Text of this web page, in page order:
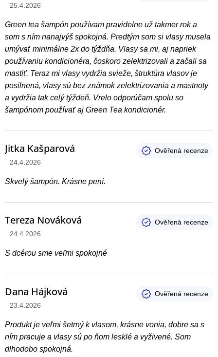
Hodnotenie produktu je 5 z 5 hviezdičiek.
25.4.2026
Green tea šampón používam pravidelne už takmer rok a
som s ním nanajvýš spokojná. Predtým som si vlasy musela
umývať minimálne 2x do týždňa. Vlasy sa mi, aj napriek
používaniu kondicionéra, čoskoro zelektrizovali a začali sa
mastiť. Teraz mi vlasy vydržia svieže, štruktúra vlasov je
posilnená, vlasy sú bez známok zelektrizovania a mastnoty
a vydržia tak celý týždeň. Vrelo odporúčam spolu so
šampónom používať aj Green Tea kondicionér.
Jitka Kašparová
Hodnotenie produktu je 5 z 5 hviezdičiek.
24.4.2026
Skvelý šampón. Krásne pení.
Tereza Nováková
Hodnotenie produktu je 5 z 5 hviezdičiek.
24.4.2026
S dcérou sme veľmi spokojné
Dana Hájková
Hodnotenie produktu je 5 z 5 hviezdičiek.
23.4.2026
Produkt je veľmi šetrný k vlasom, krásne vonia, dobre sa s
ním pracuje a vlasy sú po ňom lesklé a vyživené. Som
dlhodobo spokojná.